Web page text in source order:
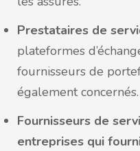
Prestataires de
plateformes
fournisseurs de
également concernés.
Fournisseurs de
entreprises qui